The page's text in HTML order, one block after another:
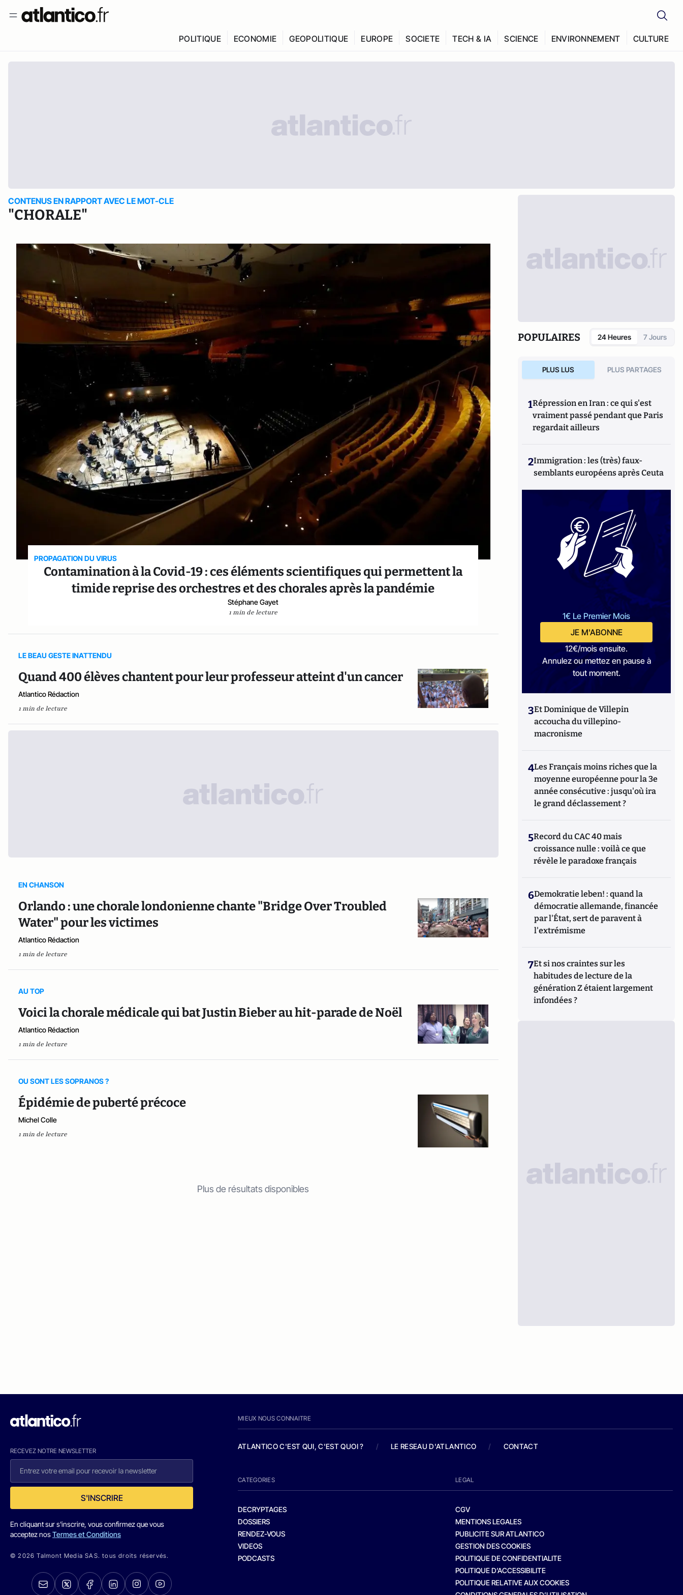
POLITIQUE ECONOMIE GEOPOLITIQUE EUROPE SOCIETE TECH & IA SCIENCE ENVIRONNEMENT CULTURE
CONTENUS EN RAPPORT AVEC LE MOT-CLE
"CHORALE"
PROPAGATION DU VIRUS
Contamination à la Covid-19 : ces éléments scientifiques qui permettent la
timide reprise des orchestres et des chorales après la pandémie
Stéphane Gayet
1 min de lecture
LE BEAU GESTE INATTENDU
Quand 400 élèves chantent pour leur professeur atteint d'un cancer
Atlantico Rédaction
1 min de lecture
EN CHANSON
Orlando : une chorale londonienne chante "Bridge Over Troubled
Water" pour les victimes
Atlantico Rédaction
1 min de lecture
AU TOP
Voici la chorale médicale qui bat Justin Bieber au hit-parade de Noël
Atlantico Rédaction
1 min de lecture
OU SONT LES SOPRANOS ?
Épidémie de puberté précoce
Michel Colle
1 min de lecture
Plus de résultats disponibles
POPULAIRES 24 Heures 7 Jours
PLUS LUS PLUS PARTAGES
1Répression en Iran : ce qui s'est
vraiment passé pendant que Paris
regardait ailleurs
2Immigration : les (très) faux-
semblants européens après Ceuta
1€ Le Premier Mois
JE M'ABONNE
12€/mois ensuite.
Annulez ou mettez en pause à
tout moment.
3Et Dominique de Villepin
accoucha du villepino-
macronisme
4Les Français moins riches que la
moyenne européenne pour la 3e
année consécutive : jusqu'où ira
le grand déclassement ?
5Record du CAC 40 mais
croissance nulle : voilà ce que
révèle le paradoxe français
6Demokratie leben! : quand la
démocratie allemande, financée
par l'État, sert de paravent à
l'extrémisme
7Et si nos craintes sur les
habitudes de lecture de la
génération Z étaient largement
infondées ?
RECEVEZ NOTRE NEWSLETTER
S'INSCRIRE
En cliquant sur s'inscrire, vous confirmez que vous
acceptez nosTermes et Conditions
© 2026 Talmont Media SAS. tous droits réservés.
MIEUX NOUS CONNAITRE
ATLANTICO C'EST QUI, C'EST QUOI ? / LE RESEAU D'ATLANTICO / CONTACT
CATEGORIES
DECRYPTAGES
DOSSIERS
RENDEZ-VOUS
VIDEOS
PODCASTS
LEGAL
CGV
MENTIONS LEGALES
PUBLICITE SUR ATLANTICO
GESTION DES COOKIES
POLITIQUE DE CONFIDENTIALITE
POLITIQUE D’ACCESSIBILITE
POLITIQUE RELATIVE AUX COOKIES